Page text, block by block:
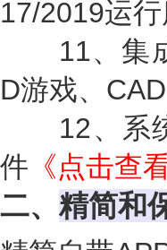
17/2019运
11、集成
D游戏、
12、系统
件 《点击查
二、 精简和